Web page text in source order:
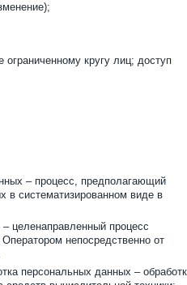
ограниченному кругу лиц; доступ
– процесс, предполагающий
в систематизированном виде в
целенаправленный процесс
непосредственно от
персональных данных –